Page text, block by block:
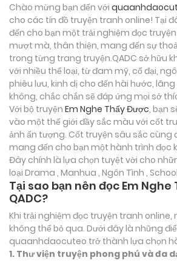
Chào mừng bạn đến với
cho các tín đồ truyện tranh online! Tại
đến cho bạn một trải nghiệm đọc
mượt mà, thân thiện, mang đến sự
trong từng trang truyện.QADC sở hữu
với nhiều thể loại, từ đam mỹ, cổ đại,
phiêu lưu, kinh dị cho đến hài hước,
không, chắc chắn sẽ đáp ứng mọi sở
Với bộ truyện Em Nghe Thấy Được, bạn
vào một thế giới đầy sắc màu với cốt
ảnh ấn tượng. Cốt truyện sâu sắc cùng
mang đến cho bạn một hành trình đọc
Đây chính là lựa chọn tuyệt vời cho
loại Drama , Manhua , Ngôn Tình ,
Tại sao bạn nên đọc Em
QADC?
Khi trải nghiệm đọc truyện tranh online,
không thể bỏ qua. Dưới đây là những
quaanhdaocuteo trở thành lựa chọn
1. Thư viện truyện phong phú và đa